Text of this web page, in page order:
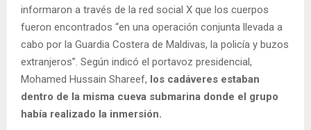
informaron a través de la red social X que los cuerpos
fueron encontrados “en una operación conjunta llevada a
cabo por la Guardia Costera de Maldivas, la policía y buzos
extranjeros”. Según indicó el portavoz presidencial,
Mohamed Hussain Shareef, los cadáveres estaban
dentro de la misma cueva submarina donde el grupo
había realizado la inmersión.